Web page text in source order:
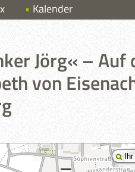
Kalender
Jörg« – Auf
von